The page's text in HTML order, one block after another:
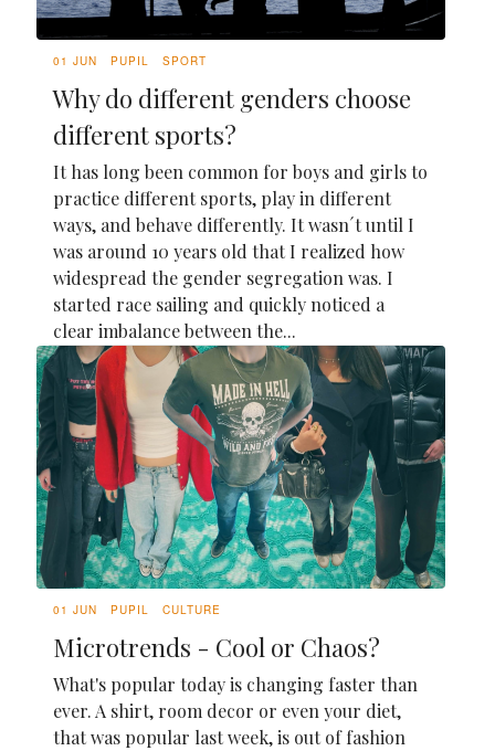
01 JUN PUPIL SPORT
Why do different genders choose
different sports?
It has long been common for boys and girls to
practice different sports, play in different
ways, and behave differently. It wasn´t until I
was around 10 years old that I realized how
widespread the gender segregation was. I
started race sailing and quickly noticed a
clear imbalance between the...
01 JUN PUPIL CULTURE
Microtrends - Cool or Chaos?
What's popular today is changing faster than
ever. A shirt, room decor or even your diet,
that was popular last week, is out of fashion